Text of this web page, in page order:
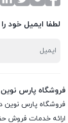
لطفا ایمیل خود
فروشگاه پارس نوین
ارائه خدمات فروش